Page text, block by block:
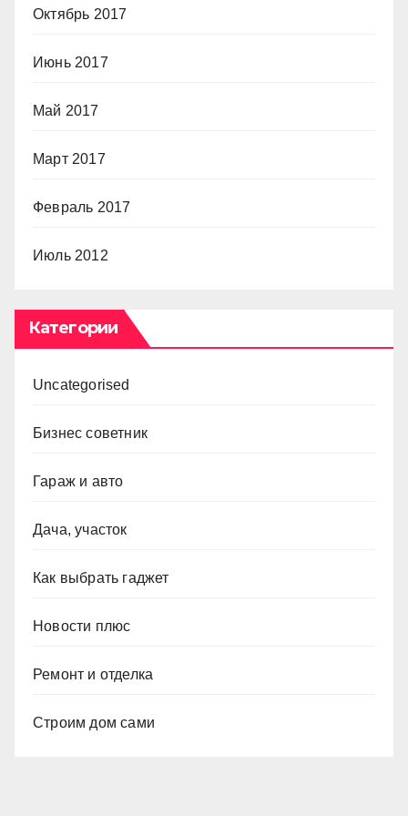
Октябрь 2017
Июнь 2017
Май 2017
Март 2017
Февраль 2017
Июль 2012
Категории
Uncategorised
Бизнес советник
Гараж и авто
Дача, участок
Как выбрать гаджет
Новости плюс
Ремонт и отделка
Строим дом сами